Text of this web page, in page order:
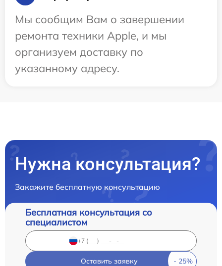
Мы сообщим Вам о завершении
ремонта техники Apple, и мы
организуем доставку по
указанному адресу.
Нужна консультация?
Закажите бесплатную консультацию
Бесплатная консультация со
специалистом
Оставить заявку